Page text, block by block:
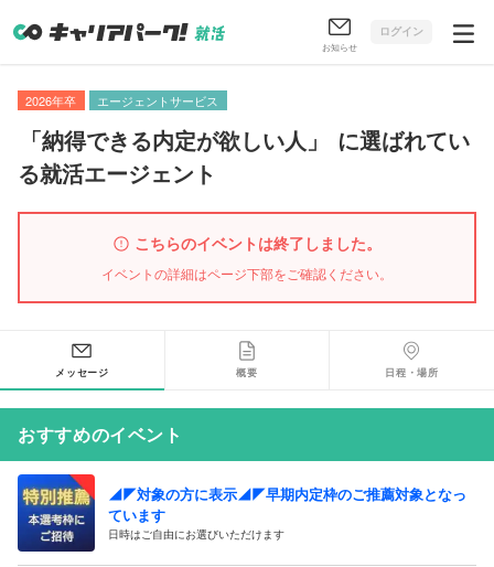
お知らせ
ログイン
2026年卒 エージェントサービス
「納得できる内定が欲しい人 」
に選ばれてい
る就活エージェント
こちらのイベントは終了しました。
イベントの詳細はページ下部をご確認ください。
メッセージ 概要 日程・場所
おすすめのイベント
◢◤対象の方に表示◢◤早期内定枠のご推薦対象となっ
ています
日時はご自由にお選びいただけます